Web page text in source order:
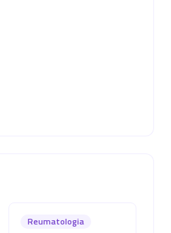
Reumatologia